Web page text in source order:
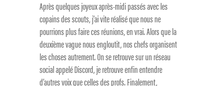
Après quelques joyeux après-midi passés avec les
copains des scouts, j’ai vite réalisé que nous ne
pourrions plus faire ces réunions, en vrai. Alors que la
deuxième vague nous engloutit, nos chefs organisent
les choses autrement. On se retrouve sur un réseau
social appelé Discord, je retrouve enfin entendre
d’autres voix que celles des profs. Finalement,